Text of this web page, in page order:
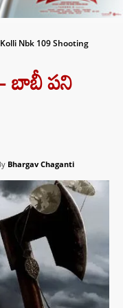
Nbk 109 Shooting
బాబీ పని
Bhargav Chaganti